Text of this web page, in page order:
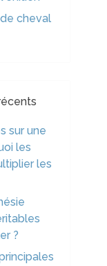
cheval
sur une
les
les
?